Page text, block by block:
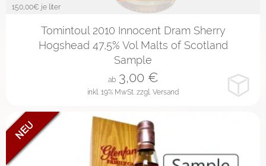
150,00€ je liter
Tomintoul 2010 Innocent Dram Sherry
Hogshead 47,5% Vol Malts of Scotland
Sample
inkl. 19% MwSt. zzgl. Versand
ab 3,00€